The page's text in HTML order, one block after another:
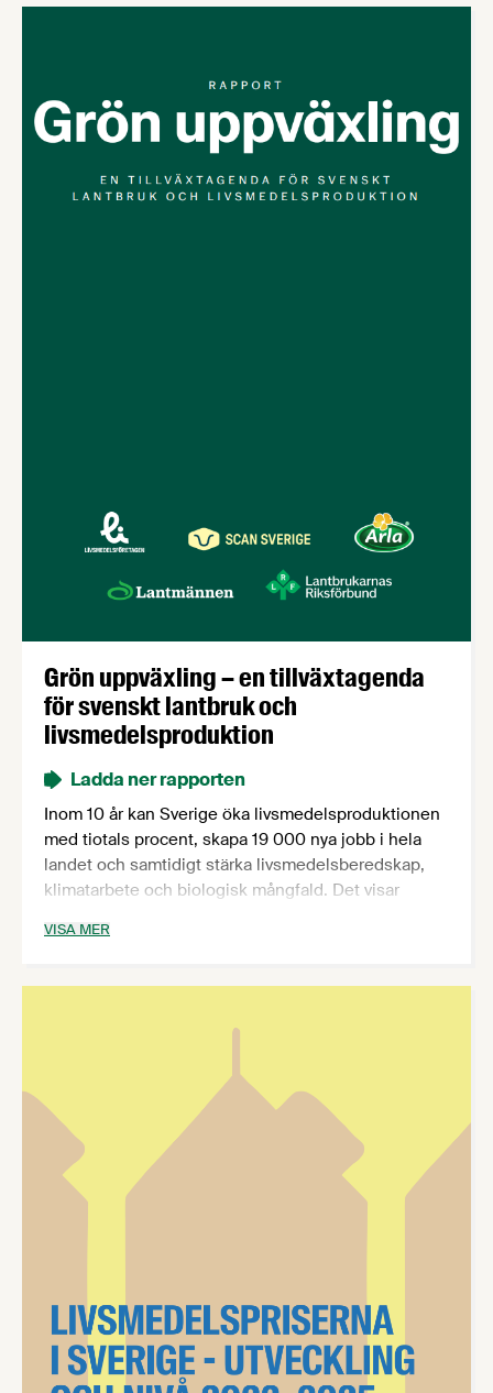
livsmedelsproducenter.
Grön uppväxling – en tillväxtagenda
för svenskt lantbruk och
livsmedelsproduktion
Ladda ner rapporten
Inom 10 år kan Sverige öka livsmedelsproduktionen
med tiotals procent, skapa 19 000 nya jobb i hela
landet och samtidigt stärka livsmedelsberedskap,
klimatarbete och biologisk mångfald. Det visar
regeringen av Lantmännen, LRF, Arla,
VISA MER